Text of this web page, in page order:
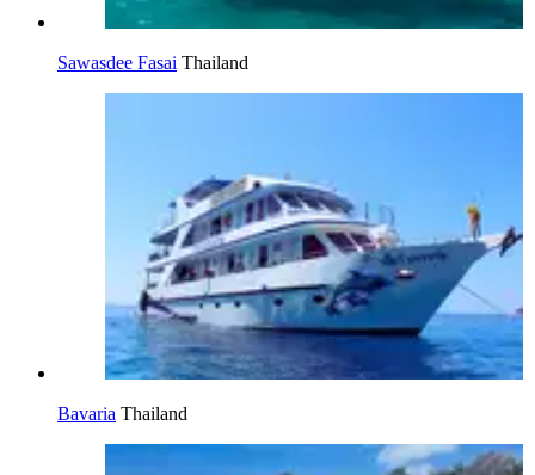
Sawasdee Fasai Thailand
Bavaria Thailand